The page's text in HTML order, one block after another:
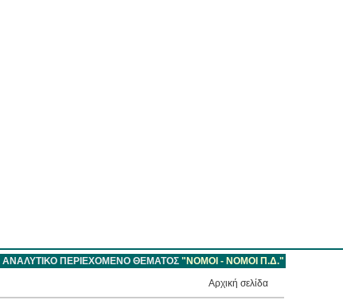
ΑΝΑΛΥΤΙΚΟ ΠΕΡΙΕΧΟΜΕΝΟ ΘΕΜΑΤΟΣ "ΝΟΜΟΙ - NOMOI Π.Δ."
Aρχική σελίδα